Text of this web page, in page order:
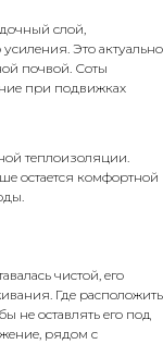
слой,
Это актуально
почвой. Соты
при подвижках
теплоизоляции.
остается комфортной
чистой, его
Где расположить
не оставлять его под
рядом с